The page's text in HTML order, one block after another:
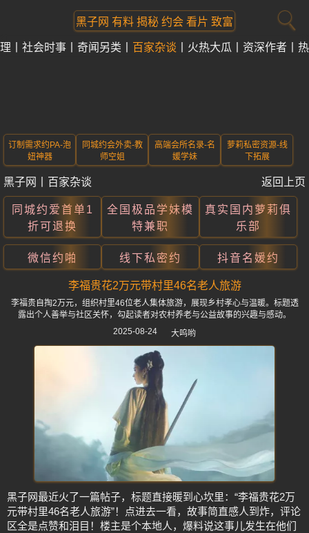
黑子网 有料 揭秘 约会 看片 致富
社会时事 奇闻另类 百家杂谈 火热大瓜 资深作者
订制需求约PA-泡
妞神器
同城约会外卖-教
师空姐
高端会所名录-名
媛学妹
萝莉私密资源-线
下拓展
黑子网 百家杂谈 返回上页
同城约爱首单1
折可退换
全国极品学妹模
特兼职
真实国内萝莉俱
乐部
微信约啪 线下私密约 抖音名媛约
李福贵花2万元带村里46名老人旅游
李福贵自掏2万元，组织村里46位老人集体旅游，展现乡村孝心与温暖。标题透
露出个人善举与社区关怀，勾起读者对农村养老与公益故事的兴趣与感动。
2025-08-24
大呜哟
黑子网最近火了一篇帖子，标题直接暖到心坎里：“李福贵花2万
元带村里46名老人旅游”！点进去一看，故事简直感人到炸，评论
区全是点赞和泪目！楼主是个本地人，爆料说这事儿发生在他们